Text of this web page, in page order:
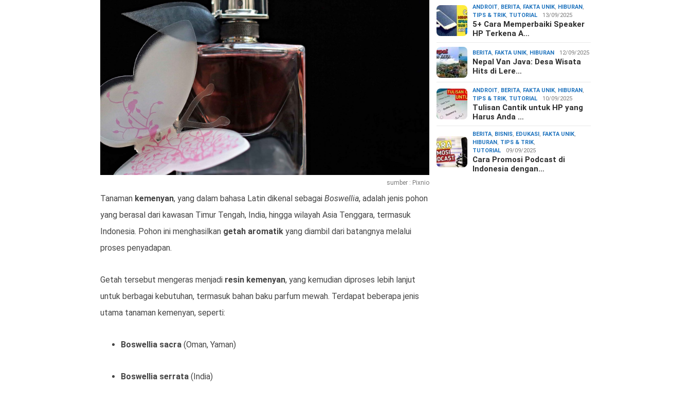
sumber : Pixnio
Tanaman kemenyan, yang dalam bahasa Latin dikenal sebagai Boswellia, adalah jenis pohon
yang berasal dari kawasan Timur Tengah, India, hingga wilayah Asia Tenggara, termasuk
Indonesia. Pohon ini menghasilkan getah aromatik yang diambil dari batangnya melalui
proses penyadapan.
Getah tersebut mengeras menjadi resin kemenyan, yang kemudian diproses lebih lanjut
untuk berbagai kebutuhan, termasuk bahan baku parfum mewah. Terdapat beberapa jenis
utama tanaman kemenyan, seperti:
Boswellia sacra (Oman, Yaman)
Boswellia serrata (India)
ANDROIT, BERITA, FAKTA UNIK, HIBURAN,
TIPS & TRIK, TUTORIAL 13/09/2025
5+ Cara Memperbaiki Speaker
HP Terkena A…
BERITA, FAKTA UNIK, HIBURAN 12/09/2025
Nepal Van Java: Desa Wisata
Hits di Lere…
ANDROIT, BERITA, FAKTA UNIK, HIBURAN,
TIPS & TRIK, TUTORIAL 10/09/2025
Tulisan Cantik untuk HP yang
Harus Anda …
BERITA, BISNIS, EDUKASI, FAKTA UNIK,
HIBURAN, TIPS & TRIK,
TUTORIAL
09/09/2025
Cara Promosi Podcast di
Indonesia dengan…